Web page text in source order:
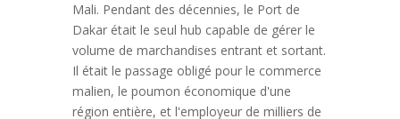
Mali. Pendant des décennies, le Port de
Dakar était le seul hub capable de gérer le
volume de marchandises entrant et sortant.
Il était le passage obligé pour le commerce
malien, le poumon économique d'une
région entière, et l'employeur de milliers de